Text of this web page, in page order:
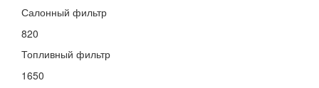
Салонный фильтр
820
Топливный фильтр
1650